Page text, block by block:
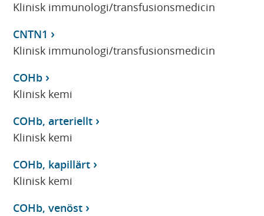
Klinisk immunologi/transfusionsmedicin
CNTN1
Klinisk immunologi/transfusionsmedicin
COHb
Klinisk kemi
COHb, arteriellt
Klinisk kemi
COHb, kapillärt
Klinisk kemi
COHb, venöst